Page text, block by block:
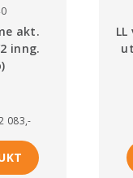
akt.
inng.
083,-